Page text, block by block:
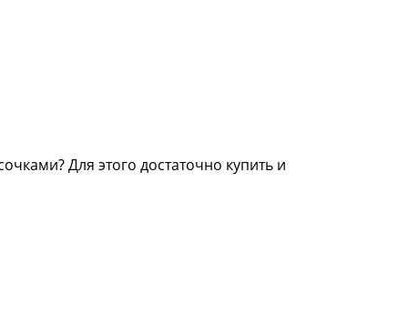
Для этого достаточно купить и